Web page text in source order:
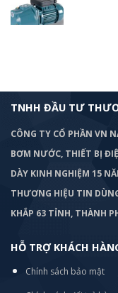
TNHH ĐẦU TƯ
CÔNG TY CỔ PHẦN VN
BƠM NƯỚC, THIẾT BỊ
DÀY KINH NGHIỆM 15
THƯƠNG HIỆU TIN
KHẮP 63 TỈNH, THÀNH
HỖ TRỢ KHÁCH
Chính sách bảo mật